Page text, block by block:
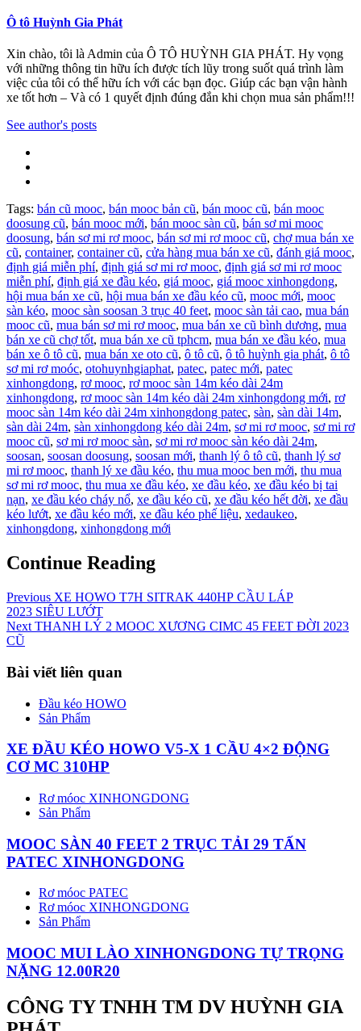
Ô tô Huỳnh Gia Phát
Xin chào, tôi là Admin của Ô TÔ HUỲNH GIA PHÁT. Hy vọng
với những thông tin hữu ích được tích lũy trong suốt quá trình làm
việc của tôi có thể hữu ích với các bạn đọc. Giúp các bạn vận hành
xe tốt hơn – Và có 1 quyết định đúng đắn khi chọn mua sản phẩm!!!
See author's posts
Tags: bán cũ mooc, bán mooc bản cũ, bán mooc cũ, bán mooc
doosung cũ, bán mooc mới, bán mooc sàn cũ, bán sơ mi mooc
doosung, bán sơ mi rơ mooc, bán sơ mi rơ mooc cũ, chợ mua bán xe
cũ, container, container cũ, cửa hàng mua bán xe cũ, đánh giá mooc,
định giá miễn phí, định giá sơ mi rơ mooc, định giá sơ mi rơ mooc
miễn phí, định giá xe đầu kéo, giá mooc, giá mooc xinhongdong,
hội mua bán xe cũ, hội mua bán xe đầu kéo cũ, mooc mới, mooc
sàn kéo, mooc sàn soosan 3 trục 40 feet, mooc sàn tải cao, mua bán
mooc cũ, mua bán sơ mi rơ mooc, mua bán xe cũ bình dương, mua
bán xe cũ chợ tốt, mua bán xe cũ tphcm, mua bán xe đầu kéo, mua
bán xe ô tô cũ, mua bán xe oto cũ, ô tô cũ, ô tô huỳnh gia phát, ô tô
sơ mi rơ moóc, otohuynhgiaphat, patec, patec mới, patec
xinhongdong, rơ mooc, rơ mooc sàn 14m kéo dài 24m
xinhongdong, rơ mooc sàn 14m kéo dài 24m xinhongdong mới, rơ
mooc sàn 14m kéo dài 24m xinhongdong patec, sàn, sàn dài 14m,
sàn dài 24m, sàn xinhongdong kéo dài 24m, sơ mi rơ mooc, sơ mi rơ
mooc cũ, sơ mi rơ mooc sàn, sơ mi rơ mooc sàn kéo dài 24m,
soosan, soosan doosung, soosan mới, thanh lý ô tô cũ, thanh lý sơ
mi rơ mooc, thanh lý xe đầu kéo, thu mua mooc ben mới, thu mua
sơ mi rơ mooc, thu mua xe đầu kéo, xe đầu kéo, xe đầu kéo bị tai
nạn, xe đầu kéo cháy nổ, xe đầu kéo cũ, xe đầu kéo hết đời, xe đầu
kéo lướt, xe đầu kéo mới, xe đầu kéo phế liệu, xedaukeo,
xinhongdong, xinhongdong mới
Continue Reading
Previous XE HOWO T7H SITRAK 440HP CẦU LÁP
2023 SIÊU LƯỚT
Next THANH LÝ 2 MOOC XƯƠNG CIMC 45 FEET ĐỜI 2023
CŨ
Bài viết liên quan
Đầu kéo HOWO
Sản Phẩm
XE ĐẦU KÉO HOWO V5-X 1 CẦU 4×2 ĐỘNG
CƠ MC 310HP
Rơ móoc XINHONGDONG
Sản Phẩm
MOOC SÀN 40 FEET 2 TRỤC TẢI 29 TẤN
PATEC XINHONGDONG
Rơ móoc PATEC
Rơ móoc XINHONGDONG
Sản Phẩm
MOOC MUI LÀO XINHONGDONG TỰ TRỌNG
NẶNG 12.00R20
CÔNG TY TNHH TM DV HUỲNH GIA